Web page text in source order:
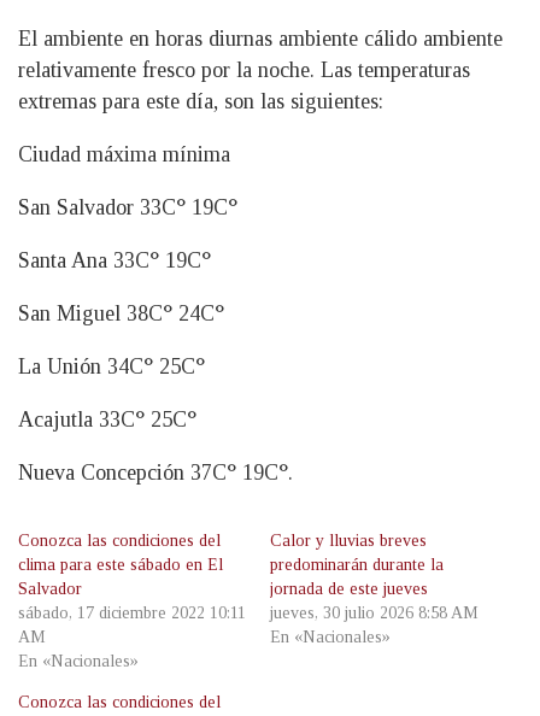
El ambiente en horas diurnas ambiente cálido ambiente
relativamente fresco por la noche. Las temperaturas
extremas para este día, son las siguientes:
Ciudad máxima mínima
San Salvador 33C° 19C°
Santa Ana 33C° 19C°
San Miguel 38C° 24C°
La Unión 34C° 25C°
Acajutla 33C° 25C°
Nueva Concepción 37C° 19C°.
Conozca las condiciones del
clima para este sábado en El
Salvador
sábado, 17 diciembre 2022 10:11
AM
En «Nacionales»
Calor y lluvias breves
predominarán durante la
jornada de este jueves
jueves, 30 julio 2026 8:58 AM
En «Nacionales»
Conozca las condiciones del